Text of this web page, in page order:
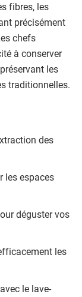
fibres, les
précisément
chefs
à conserver
les
traditionnelles.
des
les espaces
déguster vos
les
le lave-